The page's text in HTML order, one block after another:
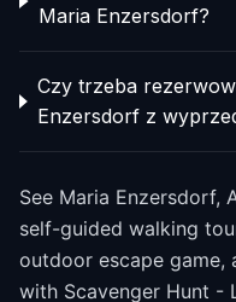
Maria Enzersdorf?
Czy trzeba
Enzersdorf z
See Maria Enzersdorf,
self-guided walking
outdoor escape game,
with Scavenger Hunt -